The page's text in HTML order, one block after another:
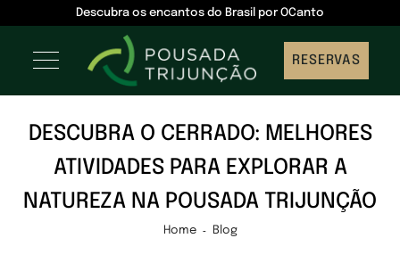
Descubra os encantos do Brasil por OCanto
RESERVAS
DESCUBRA O CERRADO: MELHORES
ATIVIDADES PARA EXPLORAR A
NATUREZA NA POUSADA TRIJUNÇÃO
Home Blog